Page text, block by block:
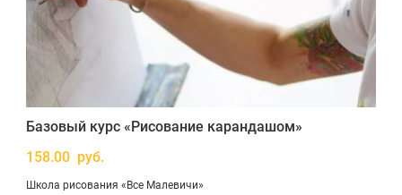
Базовый курс «Рисование карандашом»
158.00 руб.
Школа рисования «Все Малевичи»